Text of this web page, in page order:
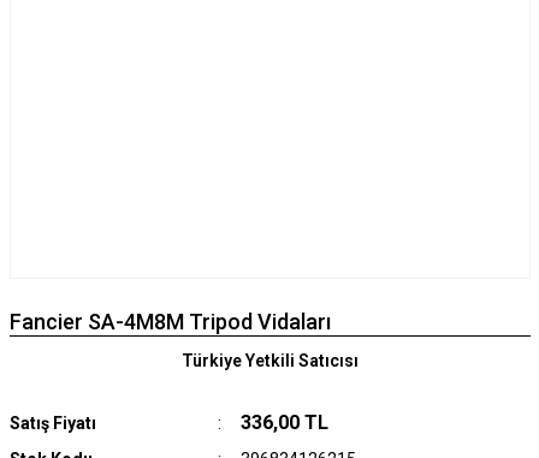
Fancier SA-4M8M Tripod Vidaları
Satış Fiyatı 336,00 TL
Türkiye Yetkili Satıcısı